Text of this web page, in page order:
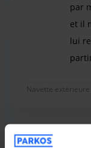
par
et il
lui
Navette extérieure
Gérard lahaie